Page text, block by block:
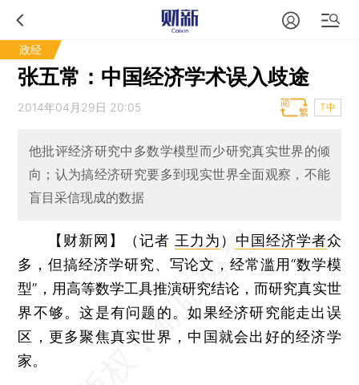
政经
张五常：中国经济学术误入歧途
2014年04月29日 20:05 T中
他批评经济研究中多数学模型而少研究真实世界的倾
向；认为搞经济研究要多到现实世界全面观察，不能
盲目采信现成的数据
【财新网】（记者 王力为 ） 中国经济学者众
多，但搞经济学研究、写论文，经常滥用“数学模
型”，用高等数学工具推演研究结论，而研究真实世
界不够。这是有问题的。如果经济研究能走出误
区，更多聚焦真实世界，中国就会出好的经济学
家。